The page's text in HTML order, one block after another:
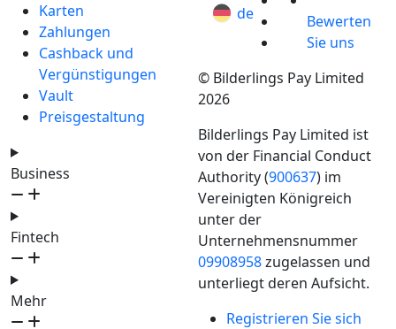
Karten
Zahlungen
Cashback und
Vergünstigungen
Vault
Preisgestaltung
Business
Fintech
Mehr
de
Bewerten
Sie uns
© Bilderlings Pay Limited
2026
Bilderlings Pay Limited ist
von der Financial Conduct
Authority (900637) im
Vereinigten Königreich
unter der
Unternehmensnummer
09908958zugelassen und
unterliegt deren Aufsicht.
Registrieren Sie sich